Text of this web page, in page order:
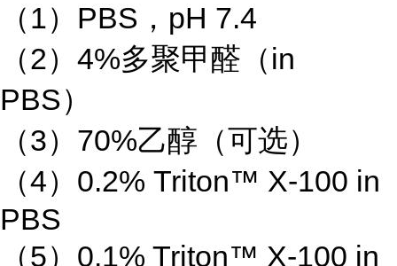
（1）PBS，pH 7.4
（2）4%多聚甲醛（in
PBS）
（3）70%乙醇（可选）
（4）0.2% Triton™ X-100 in
PBS
（5）0.1% Triton™ X-100 in